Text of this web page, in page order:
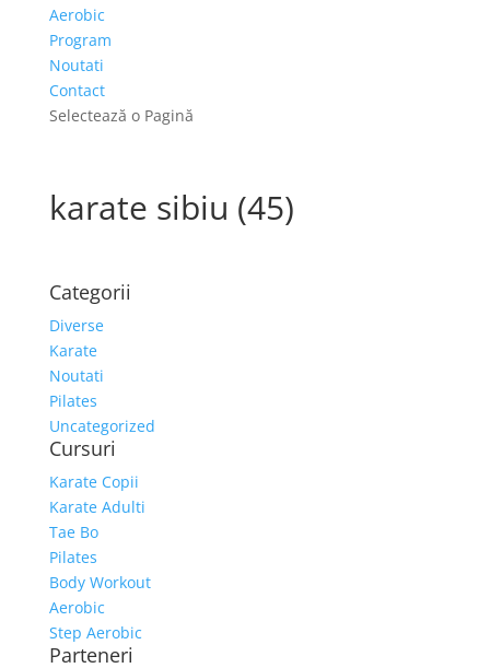
Aerobic
Program
Noutati
Contact
Selectează o Pagină
karate sibiu (45)
Categorii
Diverse
Karate
Noutati
Pilates
Uncategorized
Cursuri
Karate Copii
Karate Adulti
Tae Bo
Pilates
Body Workout
Aerobic
Step Aerobic
Parteneri